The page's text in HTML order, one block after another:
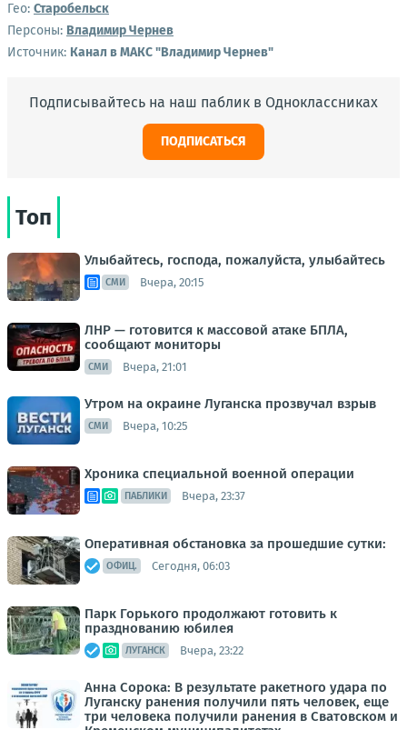
Гео: Старобельск
Персоны: Владимир Чернев
Источник: Канал в МАКС "Владимир Чернев"
Подписывайтесь на наш паблик в Одноклассниках
ПОДПИСАТЬСЯ
Топ
Улыбайтесь, господа, пожалуйста, улыбайтесь
СМИ Вчера, 20:15
ЛНР — готовится к массовой атаке БПЛА,
сообщают мониторы
СМИ Вчера, 21:01
Утром на окраине Луганска прозвучал взрыв
СМИ Вчера, 10:25
Хроника специальной военной операции
ПАБЛИКИ Вчера, 23:37
Оперативная обстановка за прошедшие сутки:
ОФИЦ. Сегодня, 06:03
Парк Горького продолжают готовить к
празднованию юбилея
ЛУГАНСК Вчера, 23:22
Анна Сорока: В результате ракетного удара по
Луганску ранения получили пять человек, еще
три человека получили ранения в Сватовском и